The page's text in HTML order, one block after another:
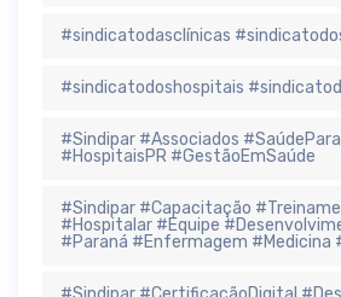
#sindicatodasclínicas
#sindicatodoshospitais
#Sindipar #Associados
#HospitaisPR #GestãoEmSaúde
#Sindipar #Capacitação
#Hospitalar #Equipe
#Paraná #Enfermagem #Medicina